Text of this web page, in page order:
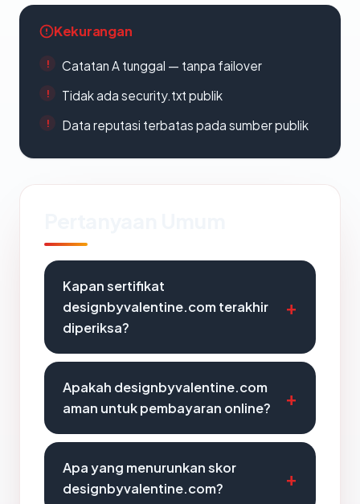
Kekurangan
Catatan A tunggal — tanpa failover
Tidak ada security.txt publik
Data reputasi terbatas pada sumber publik
Kapan sertifikat
designbyvalentine.com terakhir
diperiksa?
Apakah designbyvalentine.com
aman untuk pembayaran online?
Apa yang menurunkan skor
designbyvalentine.com?